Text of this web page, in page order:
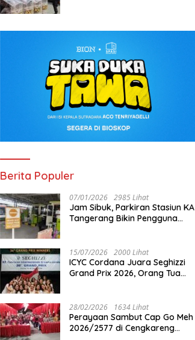
Berita Populer
07/01/2026 2985 Lihat
Jam Sibuk, Parkiran Stasiun KA
Tangerang Bikin Pengguna
15/07/2026 2000 Lihat
ICYC Cordana Juara Seghizzi
Grand Prix 2026, Orang Tua
Indonesia
28/02/2026 1634 Lihat
Perayaan Sambut Cap Go Meh
2026/2577 di Cengkareng